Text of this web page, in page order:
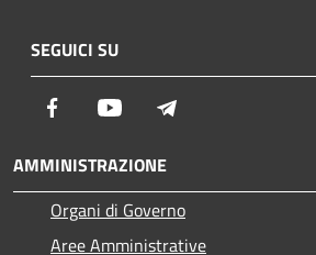
SEGUICI SU
Facebook Youtube
AMMINISTRAZIONE
Organi di Governo
Aree Amministrative